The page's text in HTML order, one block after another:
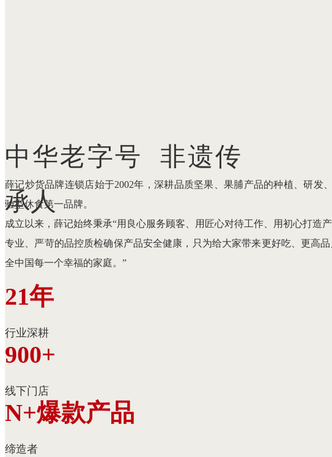
中华老字号 非遗传
承人
薛记炒货品牌连锁店始于2002年，深耕品质坚果、果脯产品的种植、研发
验型休食第一品牌。
成立以来，薛记始终秉承“用良心服务顾客、用匠心对待工作、用初心打造
专业、严苛的品控质检确保产品安全健康，只为给大家带来更好吃、更高
全中国每一个幸福的家庭。”
21年
行业深耕
900+
线下门店
N+爆款产品
缔造者